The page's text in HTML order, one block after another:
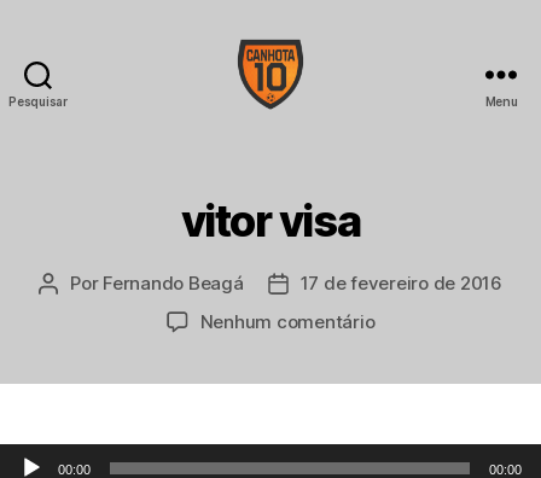
Pesquisar Menu
vitor visa
Autor
Por Fernando Beagá
Data17 de fevereiro de 2016
Nenhum comentárioem
Tocador de áudio
00:00 00:00